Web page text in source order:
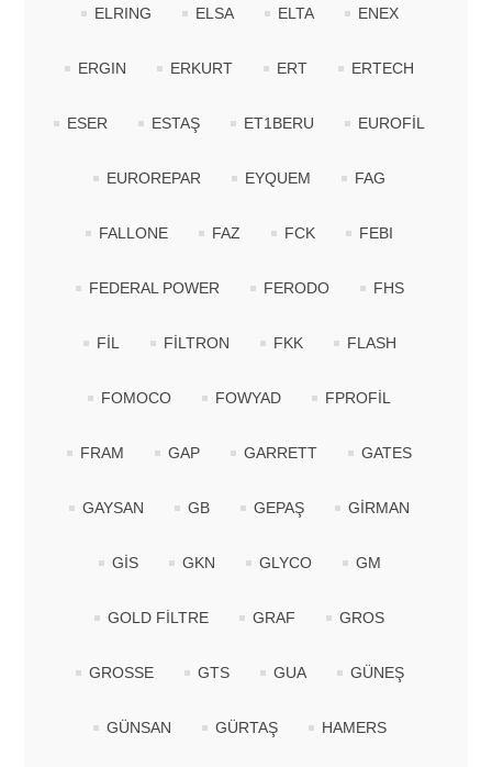
ELRING ELSA ELTA ENEX
ERGIN ERKURT ERT ERTECH
ESER ESTAŞ ET1BERU EUROFİL
EUROREPAR EYQUEM FAG
FALLONE FAZ FCK FEBI
FEDERAL POWER FERODO FHS
FİL FİLTRON FKK FLASH
FOMOCO FOWYAD FPROFİL
FRAM GAP GARRETT GATES
GAYSAN GB GEPAŞ GİRMAN
GİS GKN GLYCO GM
GOLD FİLTRE GRAF GROS
GROSSE GTS GUA GÜNEŞ
GÜNSAN GÜRTAŞ HAMERS